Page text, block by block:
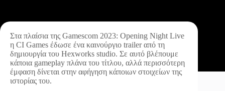
Στα πλαίσια της Gamescom 2023: Opening Night Live
η CI Games έδωσε ένα καινούργιο trailer από τη
δημιουργία του Hexworks studio. Σε αυτό βλέπουμε
κάποια gameplay πλάνα του τίτλου, αλλά περισσότερη
έμφαση δίνεται στην αφήγηση κάποιων στοιχείων της
ιστορίας του.